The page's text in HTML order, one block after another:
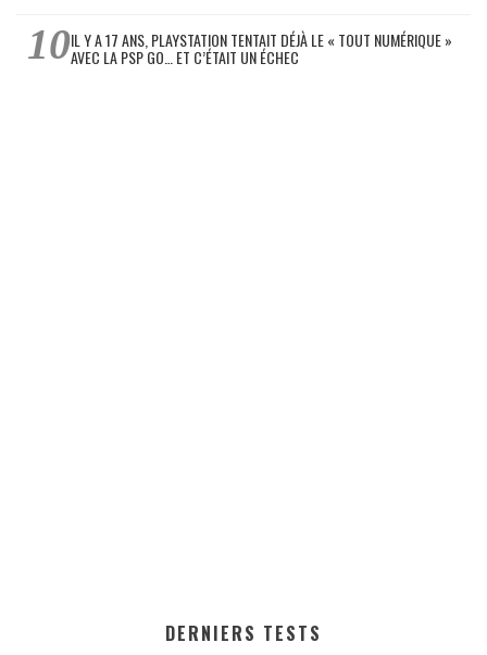
IL Y A 17 ANS, PLAYSTATION TENTAIT DÉJÀ LE « TOUT NUMÉRIQUE »
AVEC LA PSP GO… ET C’ÉTAIT UN ÉCHEC
DERNIERS TESTS